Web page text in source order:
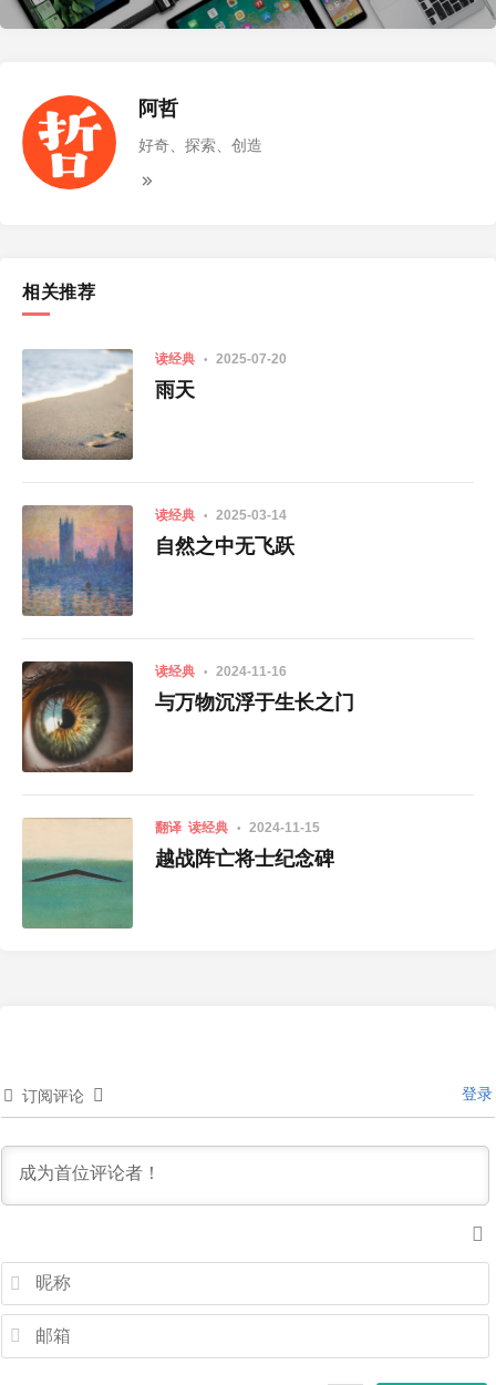
阿哲
好奇、探索、创造
相关推荐
读经典 2025-07-20
雨天
读经典 2025-03-14
自然之中无飞跃
读经典 2024-11-16
与万物沉浮于生长之门
翻译 读经典 2024-11-15
越战阵亡将士纪念碑
订阅评论 登录